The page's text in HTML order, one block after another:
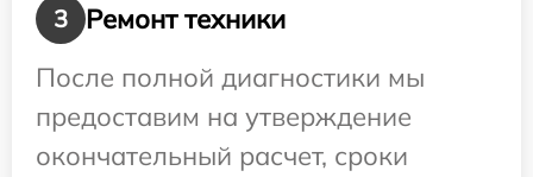
3
Ремонт техники
После полной диагностики мы
предоставим на утверждение
окончательный расчет, сроки